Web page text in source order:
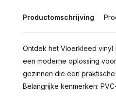
Productomschrijving
Ontdek het Vloerkleed vinyl
een moderne oplossing
gezinnen die een
Belangrijke kenmerken: